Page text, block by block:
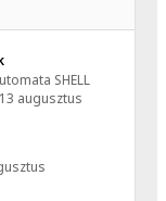
SHELL
augusztus